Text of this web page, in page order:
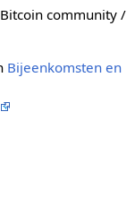
community /
Bijeenkomsten en